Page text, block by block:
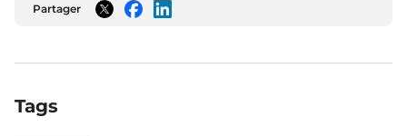
Partager
TwitterFacebookLinkedIn
Tags